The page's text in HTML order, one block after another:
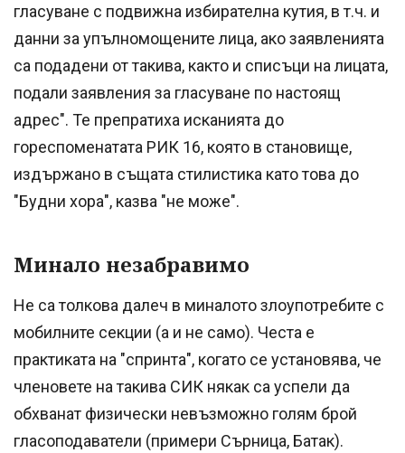
гласуване с подвижна избирателна кутия, в т.ч. и
данни за упълномощените лица, ако заявленията
са подадени от такива, както и списъци на лицата,
подали заявления за гласуване по настоящ
адрес". Те препратиха исканията до
гореспоменатата РИК 16, която в становище,
издържано в същата стилистика като това до
"Будни хора", казва "не може".
Минало незабравимо
Не са толкова далеч в миналото злоупотребите с
мобилните секции (а и не само). Честа е
практиката на "спринта", когато се установява, че
членовете на такива СИК някак са успели да
обхванат физически невъзможно голям брой
гласоподаватели (примери Сърница, Батак).